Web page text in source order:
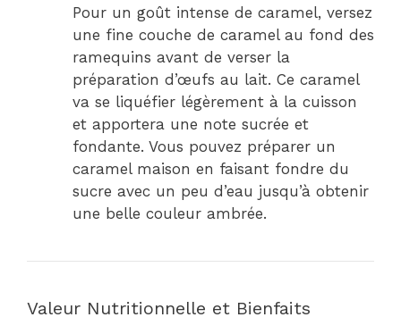
Pour un goût intense de caramel, versez
une fine couche de caramel au fond des
ramequins avant de verser la
préparation d’œufs au lait. Ce caramel
va se liquéfier légèrement à la cuisson
et apportera une note sucrée et
fondante. Vous pouvez préparer un
caramel maison en faisant fondre du
sucre avec un peu d’eau jusqu’à obtenir
une belle couleur ambrée.
Valeur Nutritionnelle et Bienfaits